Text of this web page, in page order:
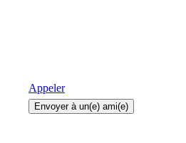
Appeler
Envoyer à un(e) ami(e)